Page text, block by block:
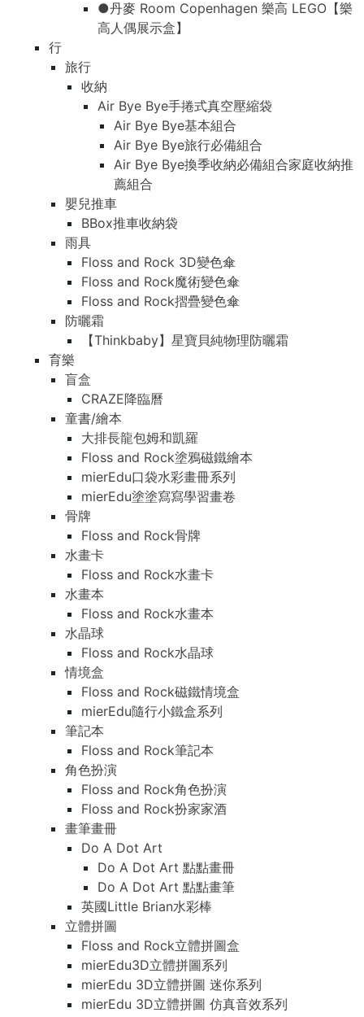
●丹麥 Room Copenhagen 樂高 LEGO【樂
高人偶展示盒】
行
旅行
收納
Air Bye Bye手捲式真空壓縮袋
Air Bye Bye基本組合
Air Bye Bye旅行必備組合
Air Bye Bye換季收納必備組合家庭收納推
薦組合
嬰兒推車
BBox推車收納袋
雨具
Floss and Rock 3D變色傘
Floss and Rock魔術變色傘
Floss and Rock摺疊變色傘
防曬霜
【Thinkbaby】星寶貝純物理防曬霜
育樂
盲盒
CRAZE降臨曆
童書/繪本
大排長龍包姆和凱羅
Floss and Rock塗鴉磁鐵繪本
mierEdu口袋水彩畫冊系列
mierEdu塗塗寫寫學習畫卷
骨牌
Floss and Rock骨牌
水畫卡
Floss and Rock水畫卡
水畫本
Floss and Rock水畫本
水晶球
Floss and Rock水晶球
情境盒
Floss and Rock磁鐵情境盒
mierEdu隨行小鐵盒系列
筆記本
Floss and Rock筆記本
角色扮演
Floss and Rock角色扮演
Floss and Rock扮家家酒
畫筆畫冊
Do A Dot Art
Do A Dot Art 點點畫冊
Do A Dot Art 點點畫筆
英國Little Brian水彩棒
立體拼圖
Floss and Rock立體拼圖盒
mierEdu3D立體拼圖系列
mierEdu 3D立體拼圖 迷你系列
mierEdu 3D立體拼圖 仿真音效系列